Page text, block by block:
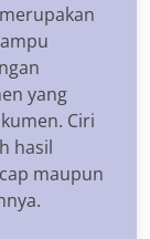
yang
Ciri
hasil
maupun